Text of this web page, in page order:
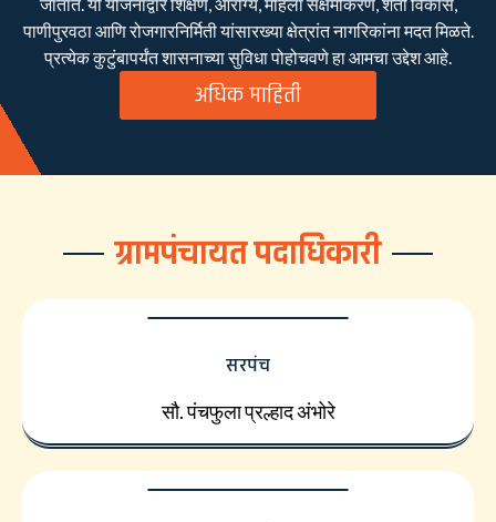
पाणीपुरवठा आणि रोजगारनिर्मिती यांसारख्या क्षेत्रांत नागरिकांना मदत मिळते.
प्रत्येक कुटुंबापर्यंत शासनाच्या सुविधा पोहोचवणे हा आमचा उद्देश आहे.
अधिक माहिती
ग्रामपंचायत पदाधिकारी
सरपंच
सौ. पंचफुला प्रल्हाद अंभोरे